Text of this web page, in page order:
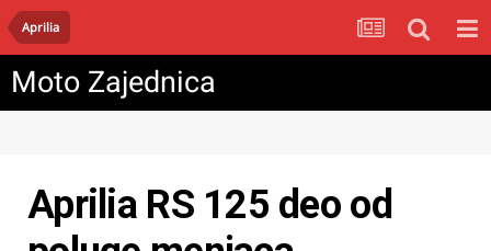
Aprilia
Moto Zajednica
Aprilia RS 125 deo od